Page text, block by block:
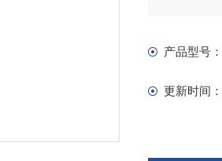
产品型号：
更新时间：